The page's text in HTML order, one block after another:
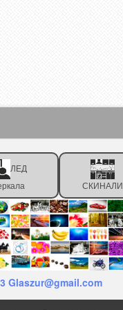
ЛЕД
СКИНАЛИ
Glaszur@gmail.com